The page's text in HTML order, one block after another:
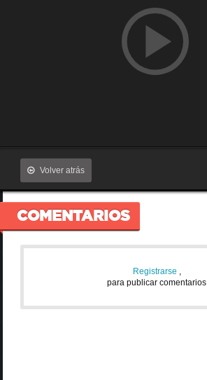
Volver atrás
COMENTARIOS
Registrarse ,
para publicar comentarios